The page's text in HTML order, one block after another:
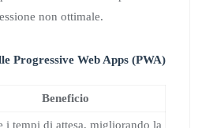
non ottimale.
Progressive Web Apps (PWA)
Beneficio
i tempi di attesa, migliorando la